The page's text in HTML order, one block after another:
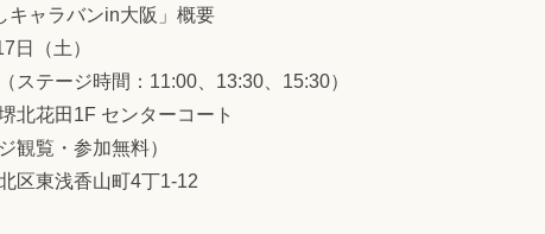
キャラバンin大阪」概要
日（土）
ステージ時間：11:00、13:30、15:30）
北花田1F センターコート
観覧・参加無料）
区東浅香山町4丁1-12